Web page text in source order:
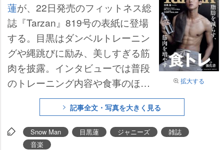
拡大する
蓮が、22日発売のフィットネス総
誌『Tarzan』819号の表紙に登場
する。目黒はダンベルトレーニン
グや縄跳びに励み、美しすぎる筋
肉を披露。インタビューでは普段
のトレーニング内容や食事のほ
か、鍛える理由についても言及。
「いつでも動かせるカラダを持っ
ておかないとダメだな、と。歌っ
たり踊ったり、いつでも軽快に動
記事全文・写真を大きく見る
Snow Man 目黒蓮 ジャニーズ
雑誌
音楽